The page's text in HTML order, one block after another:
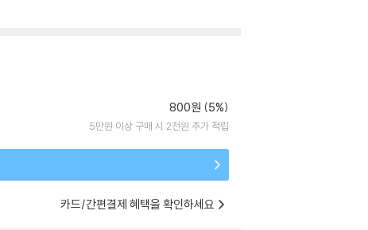
800원 (5%)
5만원 이상 구매 시 2천원 추가 적립
카드/간편결제 혜택을 확인하세요